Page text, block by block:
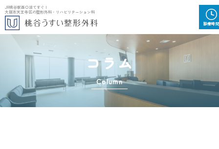
JR桃谷駅西口出てすぐ |
大阪市天王寺区の整形外科・リハビリテーション科
診療時間
コラム
Column